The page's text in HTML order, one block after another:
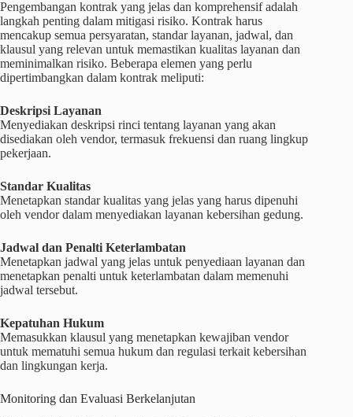
Pengembangan kontrak yang jelas dan komprehensif adalah
langkah penting dalam mitigasi risiko. Kontrak harus
mencakup semua persyaratan, standar layanan, jadwal, dan
klausul yang relevan untuk memastikan kualitas layanan dan
meminimalkan risiko. Beberapa elemen yang perlu
dipertimbangkan dalam kontrak meliputi:
Deskripsi Layanan
Menyediakan deskripsi rinci tentang layanan yang akan
disediakan oleh vendor, termasuk frekuensi dan ruang lingkup
pekerjaan.
Standar Kualitas
Menetapkan standar kualitas yang jelas yang harus dipenuhi
oleh vendor dalam menyediakan layanan kebersihan gedung.
Jadwal dan Penalti Keterlambatan
Menetapkan jadwal yang jelas untuk penyediaan layanan dan
menetapkan penalti untuk keterlambatan dalam memenuhi
jadwal tersebut.
Kepatuhan Hukum
Memasukkan klausul yang menetapkan kewajiban vendor
untuk mematuhi semua hukum dan regulasi terkait kebersihan
dan lingkungan kerja.
Monitoring dan Evaluasi Berkelanjutan